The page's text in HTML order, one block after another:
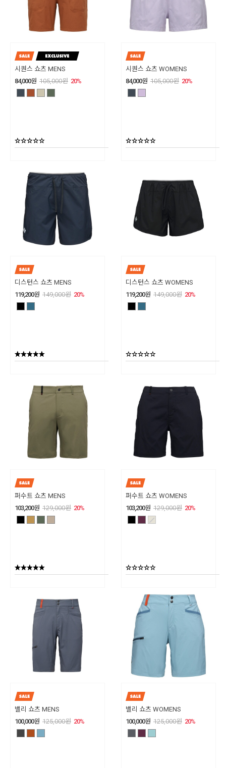
시퀀스 쇼츠 MENS
84,000원 105,000원 20%
시퀀스 쇼츠 WOMENS
84,000원 105,000원 20%
디스턴스 쇼츠 MENS
119,200원 149,000원 20%
디스턴스 쇼츠 WOMENS
119,200원 149,000원 20%
퍼수트 쇼츠 MENS
103,200원 129,000원 20%
퍼수트 쇼츠 WOMENS
103,200원 129,000원 20%
밸리 쇼츠 MENS
100,000원 125,000원 20%
밸리 쇼츠 WOMENS
100,000원 125,000원 20%